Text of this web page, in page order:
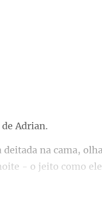
- o jeito como ele